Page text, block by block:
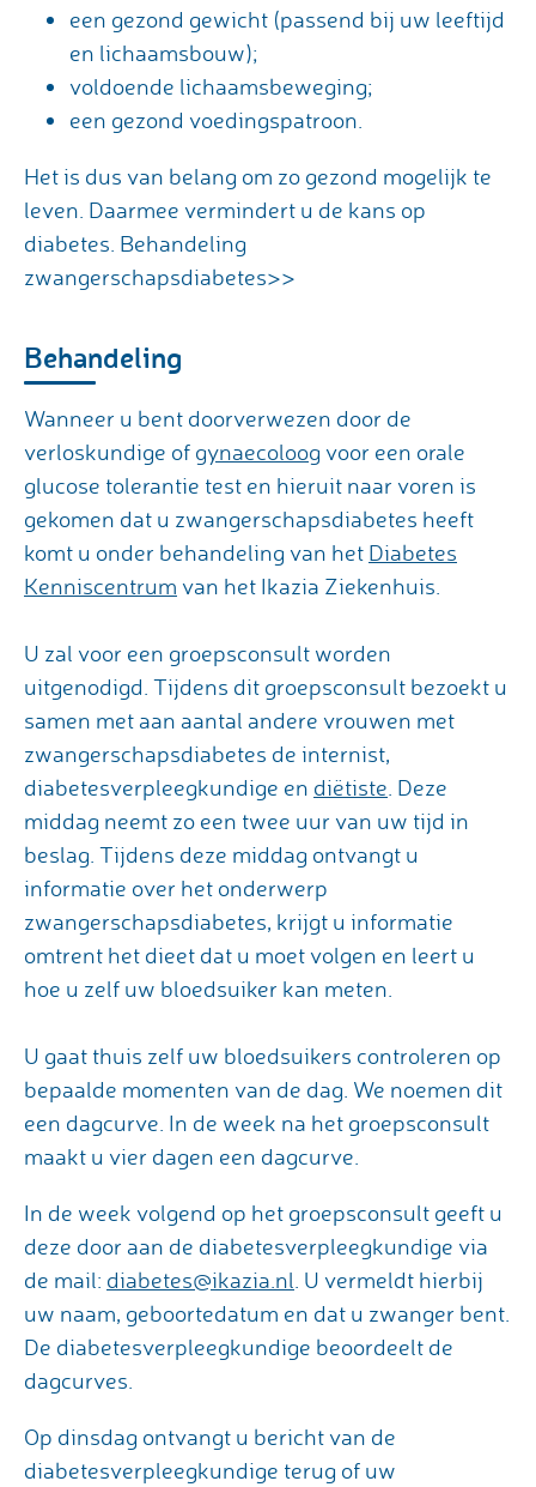
een gezond gewicht (passend bij uw leeftijd
en lichaamsbouw);
voldoende lichaamsbeweging;
een gezond voedingspatroon.
Het is dus van belang om zo gezond mogelijk te
leven. Daarmee vermindert u de kans op
diabetes. Behandeling
zwangerschapsdiabetes>>
Behandeling
Wanneer u bent doorverwezen door de
verloskundige of gynaecoloog voor een orale
glucose tolerantie test en hieruit naar voren is
gekomen dat u zwangerschapsdiabetes heeft
komt u onder behandeling van het Diabetes
Kenniscentrum van het Ikazia Ziekenhuis.
U zal voor een groepsconsult worden
uitgenodigd. Tijdens dit groepsconsult bezoekt u
samen met aan aantal andere vrouwen met
zwangerschapsdiabetes de internist,
diabetesverpleegkundige en diëtiste. Deze
middag neemt zo een twee uur van uw tijd in
beslag. Tijdens deze middag ontvangt u
informatie over het onderwerp
zwangerschapsdiabetes, krijgt u informatie
omtrent het dieet dat u moet volgen en leert u
hoe u zelf uw bloedsuiker kan meten.
U gaat thuis zelf uw bloedsuikers controleren op
bepaalde momenten van de dag. We noemen dit
een dagcurve. In de week na het groepsconsult
maakt u vier dagen een dagcurve.
In de week volgend op het groepsconsult geeft u
deze door aan de diabetesverpleegkundige via
de mail: diabetes@ikazia.nl. U vermeldt hierbij
uw naam, geboortedatum en dat u zwanger bent.
De diabetesverpleegkundige beoordeelt de
dagcurves.
Op dinsdag ontvangt u bericht van de
diabetesverpleegkundige terug of uw